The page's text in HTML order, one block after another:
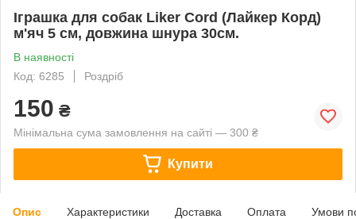
Іграшка для собак Liker Cord (Лайкер Корд)
м'яч 5 см, довжина шнура 30см.
В наявності
Код: 6285
Роздріб
150 ₴
Мінімальна сума замовлення на сайті — 300 ₴
Купити
Опис Характеристики Доставка Оплата Умови